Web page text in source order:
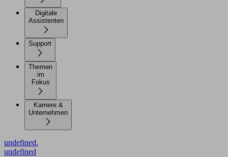
Digitale
Assistenten
Support
Themen
im
Karriere &
Unternehmen
undefined.
undefined